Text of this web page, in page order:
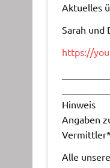
Aktuelles
Sarah und
https://
Hinweis
Angaben
Alle